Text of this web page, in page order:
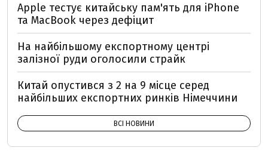
Apple тестує китайську пам'ять для iPhone
та MacBook через дефіцит
На найбільшому експортному центрі
залізної руди оголосили страйк
Китай опустився з 2 на 9 місце серед
найбільших експортних ринків Німеччини
ВСІ НОВИНИ